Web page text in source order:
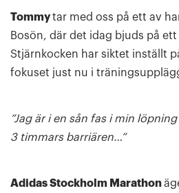
Tommytar med oss på ett av
Bosön, där det idag bjuds på
Stjärnkocken har siktet inställt
fokuset just nu i
”Jag är i en sån fas i min
3 timmars barriären…”
Adidas Stockholm Marathon